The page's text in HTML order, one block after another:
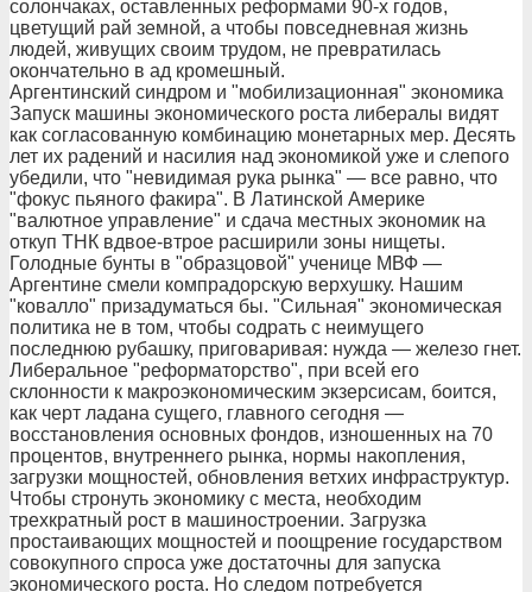
солончаках, оставленных реформами 90-х годов,
цветущий рай земной, а чтобы повседневная жизнь
людей, живущих своим трудом, не превратилась
окончательно в ад кромешный.
Аргентинский синдром и "мобилизационная" экономика
Запуск машины экономического роста либералы видят
как согласованную комбинацию монетарных мер. Десять
лет их радений и насилия над экономикой уже и слепого
убедили, что "невидимая рука рынка" — все равно, что
"фокус пьяного факира". В Латинской Америке
"валютное управление" и сдача местных экономик на
откуп ТНК вдвое-втрое расширили зоны нищеты.
Голодные бунты в "образцовой" ученице МВФ —
Аргентине смели компрадорскую верхушку. Нашим
"ковалло" призадуматься бы. "Сильная" экономическая
политика не в том, чтобы содрать с неимущего
последнюю рубашку, приговаривая: нужда — железо гнет.
Либеральное "реформаторство", при всей его
склонности к макроэкономическим экзерсисам, боится,
как черт ладана сущего, главного сегодня —
восстановления основных фондов, изношенных на 70
процентов, внутреннего рынка, нормы накопления,
загрузки мощностей, обновления ветхих инфраструктур.
Чтобы стронуть экономику с места, необходим
трехкратный рост в машиностроении. Загрузка
простаивающих мощностей и поощрение государством
совокупного спроса уже достаточны для запуска
экономического роста. Но следом потребуется